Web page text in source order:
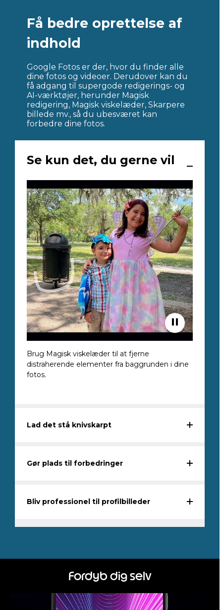
Få bedre oprettelse af
indhold
Google Fotos er der, hvor du finder alle
dine fotos og videoer. Derudover kan du
få adgang til supergode redigerings- og
AI-værktøjer, herunder Magisk
redigering, Magisk viskelæder, Skarpere
billede mv., så du ubesværet kan
forbedre dine fotos.
Se kun det, du gerne vil
Brug Magisk viskelæder til at fjerne
distraherende elementer fra baggrunden i dine
fotos.
Lad det stå knivskarpt
Gør plads til forbedringer
Bliv professionel til profilbilleder
Fordyb dig selv